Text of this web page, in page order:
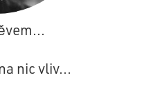
nic vliv...